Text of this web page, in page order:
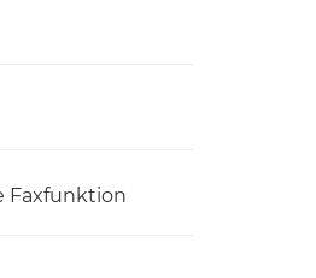
Faxfunktion